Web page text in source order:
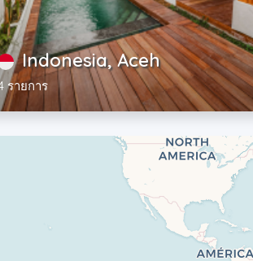
Indonesia, Aceh
รายการ